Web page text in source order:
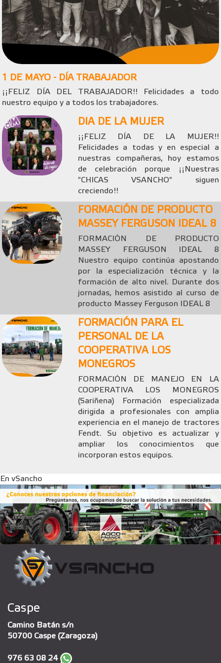
1 DE MAYO - DÍA TRABAJADOR
¡¡FELIZ DÍA DEL TRABAJADOR!! Felicidades a todo
nuestro equipo y a todos los trabajadores.
DIA DE LA MUJER
¡¡FELIZ DÍA DE LA MUJER!!
Felicidades a todas y en especial a
nuestras compañeras, hoy estamos
de celebración porque ¡¡Nuestras
"CHICAS VSANCHO" siguen
creciendo!!
FORMACIÓN DE PRODUCTO
MASSEY FERGUSON IDEAL 8
FORMACIÓN DE PRODUCTO
MASSEY FERGUSON IDEAL 8
Nuestro equipo continúa apostando
por la especialización técnica y la
formación de alto nivel. Durante dos
jornadas, hemos asistido al curso de
producto Massey Ferguson IDEAL 8
FORMACIÓN PARA EL
PERSONAL DE LA
COOPERATIVA LOS
MONEGROS
FORMACIÓN DE MANEJO EN LA
COOPERATIVA LOS MONEGROS
(Sariñena) Formación especializada
dirigida a profesionales con amplia
experiencia en el manejo de tractores
Fendt. Su objetivo es actualizar y
ampliar los conocimientos que
incorporan estos equipos.
En vSancho
Caspe
Camino Batán s/n
50700 Caspe (Zaragoza)
976 63 08 24